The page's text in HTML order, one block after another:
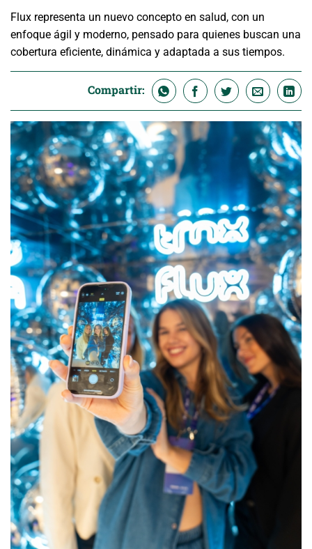
Flux representa un nuevo concepto en salud, con un
enfoque ágil y moderno, pensado para quienes buscan una
cobertura eficiente, dinámica y adaptada a sus tiempos.
Compartir: